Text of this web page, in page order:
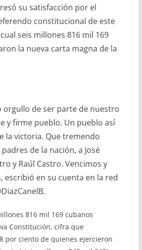
su satisfacción por el
constitucional de este
seis millones 816 mil 169
la nueva carta magna de la
orgullo de ser parte de nuestro
y firme pueblo. Un pueblo así
la victoria. Que tremendo
de la nación, a José
y Raúl Castro. Vencimos y
escribió en su cuenta en la red
816 mil 169 cubanos
Constitución, cifra que
por ciento de quienes ejercieron